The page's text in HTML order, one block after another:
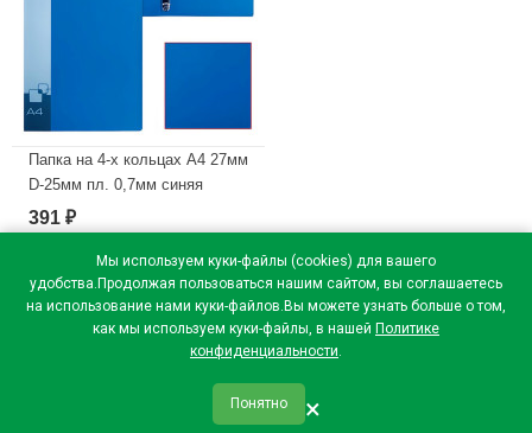
Мы используем куки-файлы (cookies) для вашего
удобства.Продолжая пользоваться нашим сайтом, вы соглашаетесь
на использование нами куки-файлов.Вы можете узнать больше о том,
как мы используем куки-файлы, в нашей Политике
конфиденциальности.
Понятно ×
Папка на 4-х кольцах А4 27мм
D-25мм пл. 0,7мм синяя
Бюрократ с карм.
арт.0827/4Rblu
В наличии
391 ₽
qr_code